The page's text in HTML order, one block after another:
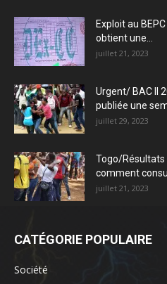
Exploit au
obtient une...
juillet 21, 2023
Urgent/ BAC II
publiée une
juillet 29, 2023
Togo/Résultats
comment
juillet 21, 2023
CATÉGORIE POPULAIRE
Société